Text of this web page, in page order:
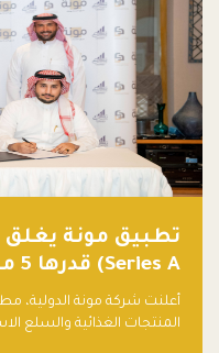
Series A) قدرها 5 ملايين ريال
أعلنت شركة مونة الدولية،
المنتجات الغذائية والسلع